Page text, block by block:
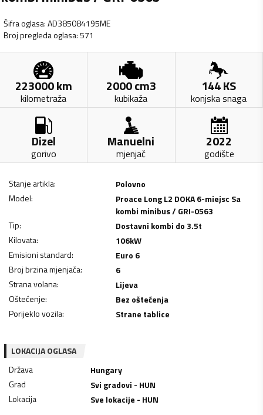
Šifra oglasa:AD385084195ME
Broj pregleda oglasa:571
223000km
kilometraža
2000cm3
kubikaža
144KS
konjska snaga
Dizel
gorivo
Manuelni
mjenjač
2022
godište
Stanje artikla:
Polovno
Model:
Proace Long L2 DOKA 6-miejsc Sa
kombi minibus / GRI-0563
Tip:
Dostavni kombi do 3.5t
Kilovata: 106kW
Emisioni standard:
Euro 6
Broj brzina mjenjača:
6
Strana volana:
Lijeva
Oštećenje:
Bez oštećenja
Porijeklo vozila: Strane tablice
LOKACIJA OGLASA
Država
Hungary
Grad
Svi gradovi - HUN
Lokacija
Sve lokacije - HUN